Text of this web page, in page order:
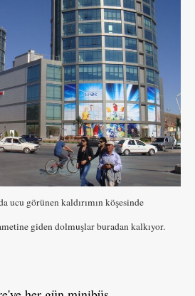
ucu görünen kaldırımın köşesinde
giden dolmuşlar buradan kalkıyor.